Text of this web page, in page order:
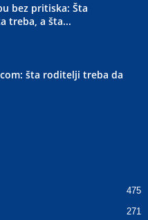
bez pritiska: Šta
treba, a šta...
šta roditelji treba da
475
271